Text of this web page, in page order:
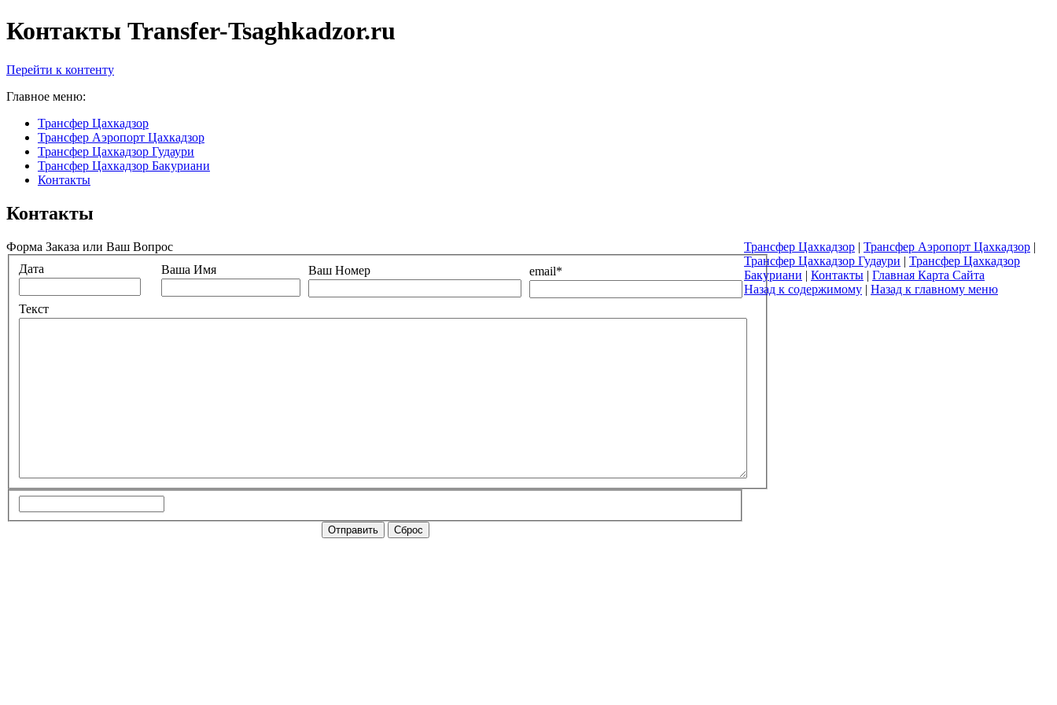
Контакты Transfer-Tsaghkadzor.ru
Перейти к контенту
Главное меню:
Трансфер Цахкадзор
Трансфер Аэропорт Цахкадзор
Трансфер Цахкадзор Гудаури
Трансфер Цахкадзор Бакуриани
Контакты
Контакты
Форма Заказа или Ваш Вопрос
Дата
Ваша Имя Ваш Номер email*
Текст
Трансфер Цахкадзор | Трансфер Аэропорт Цахкадзор |
Трансфер Цахкадзор Гудаури | Трансфер Цахкадзор
Бакуриани | Контакты | Главная Карта Сайта
Назад к содержимому | Назад к главному меню